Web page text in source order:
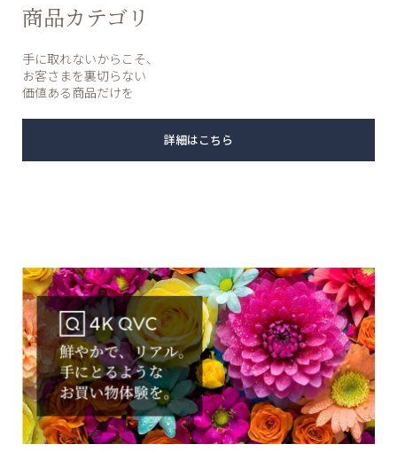
商品カテゴリ
手に取れないからこそ、
お客さまを裏切らない
価値ある商品だけを
詳細はこちら